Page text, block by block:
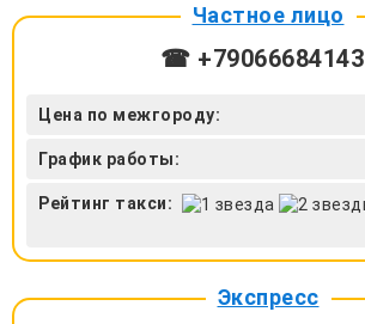
Частное лицо
☎ +79066684143
Цена по межгороду:
График работы:
Рейтинг такси:
Экспресс